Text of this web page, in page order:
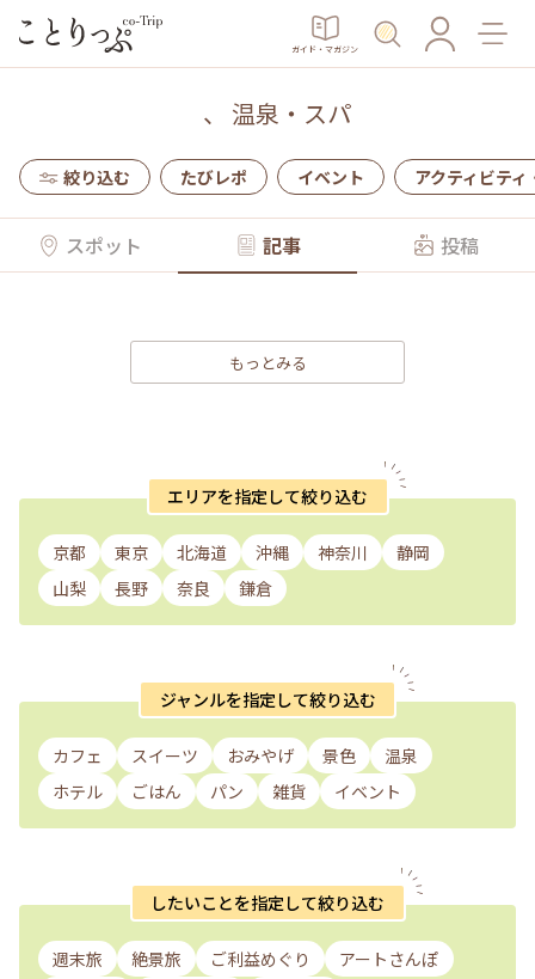
ガイド・マガジン
、 温泉・スパ
絞り込む たびレポ イベント アクティビティ
スポット 記事 投稿
もっとみる
エリアを指定して絞り込む
京都 東京 北海道 沖縄 神奈川
静岡
山梨
長野 奈良 鎌倉
ジャンルを指定して絞り込む
カフェ スイーツ おみやげ 景色
温泉
ホテル
ごはん パン 雑貨 イベント
したいことを指定して絞り込む
週末旅 絶景旅 ご利益めぐり
アートさんぽ